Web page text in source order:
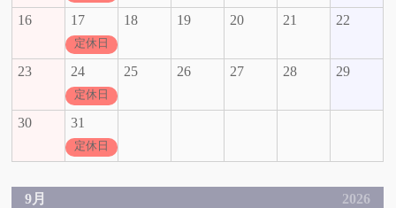
16 17
定休日
18 19 20 21 22
23 24
定休日
25 26 27 28 29
30 31
定休日
9月 2026